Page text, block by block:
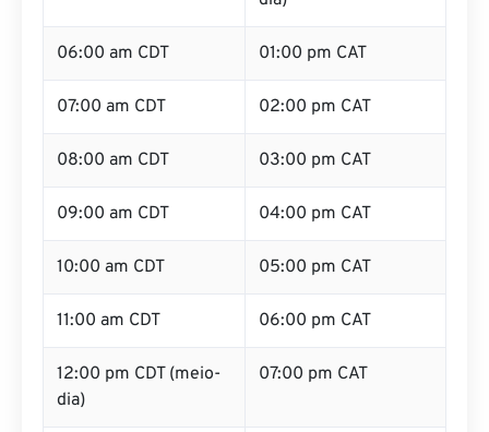
06:00 am CDT 01:00 pm CAT
07:00 am CDT 02:00 pm CAT
08:00 am CDT 03:00 pm CAT
09:00 am CDT 04:00 pm CAT
10:00 am CDT 05:00 pm CAT
11:00 am CDT 06:00 pm CAT
12:00 pm CDT (meio-
dia)
07:00 pm CAT